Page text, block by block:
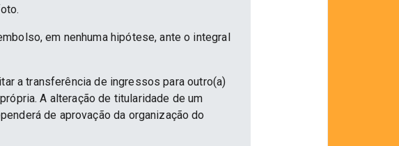
em nenhuma hipótese, ante o integral
a transferência de ingressos para outro(a)
A alteração de titularidade de um
de aprovação da organização do